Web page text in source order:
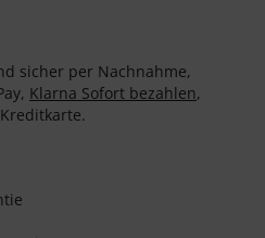
sicher per Nachnahme,
Klarna Sofort bezahlen,